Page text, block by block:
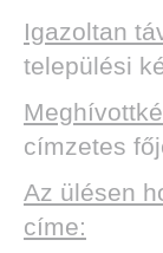
Igazoltan
települési
címzetes
Az ülésen
címe: